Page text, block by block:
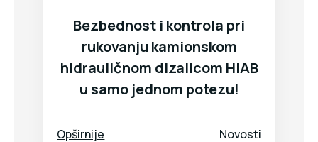
Bezbednost i kontrola pri
rukovanju kamionskom
hidrauličnom dizalicom HIAB
u samo jednom potezu!
Novosti
Opširnije